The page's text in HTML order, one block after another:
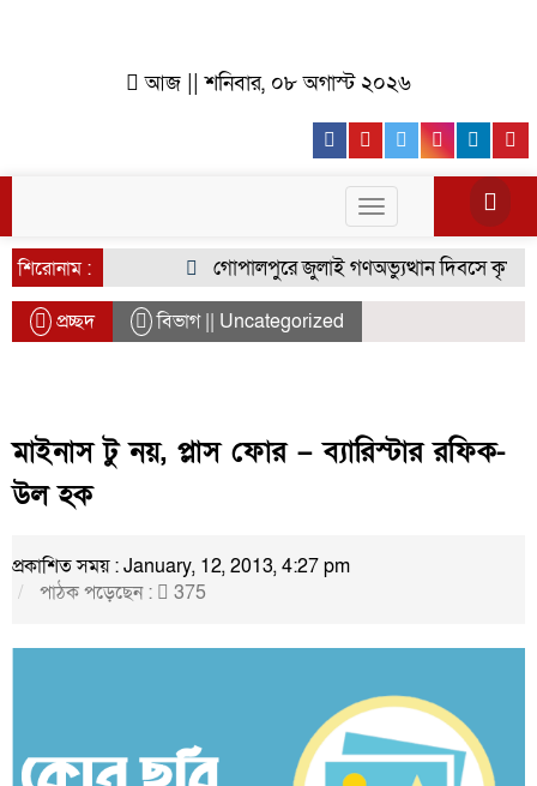
আজ || শনিবার, ০৮ অগাস্ট ২০২৬
Facebook
YoutubeTwitter
Toggle
navigation
শিরোনাম :
গোপালপুরে জুলাই গণঅভ্যুত্থান দিবসে কৃষক
প্রচ্ছদ বিভাগ || Uncategorized
মাইনাস টু নয়, প্লাস ফোর – ব্যারিস্টার রফিক-
উল হক
প্রকাশিত সময় : January, 12, 2013, 4:27 pm
পাঠক পড়েছেন :
375